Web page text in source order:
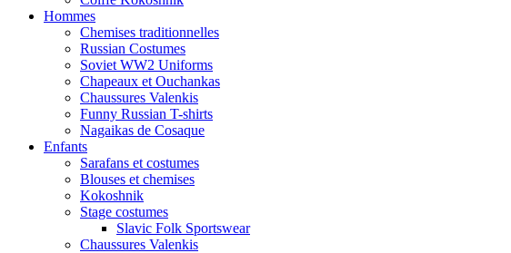
Hommes
Chemises traditionnelles
Russian Costumes
Soviet WW2 Uniforms
Chapeaux et Ouchankas
Chaussures Valenkis
Funny Russian T-shirts
Nagaikas de Cosaque
Enfants
Sarafans et costumes
Blouses et chemises
Kokoshnik
Stage costumes
Slavic Folk Sportswear
Chaussures Valenkis